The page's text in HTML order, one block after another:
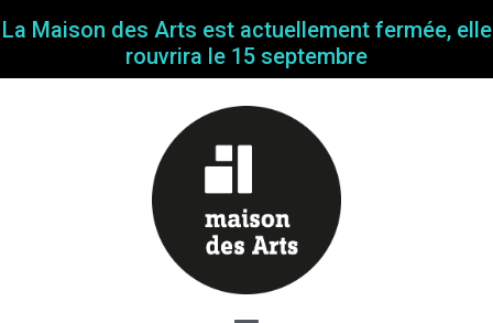
La Maison des Arts est actuellement fermée, elle
rouvrira le 15 septembre